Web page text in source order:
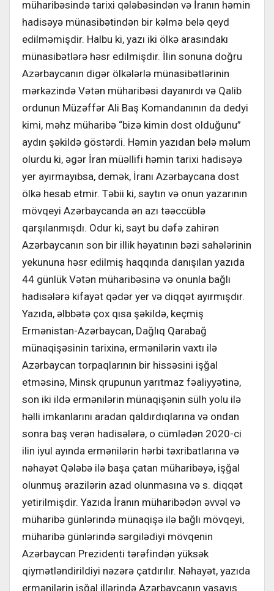
müharibəsində tarixi qələbəsindən və İranın həmin
hadisəyə münasibətindən bir kəlmə belə qeyd
edilməmişdir. Halbu ki, yazı iki ölkə arasındakı
münasibətlərə həsr edilmişdir. İlin sonuna doğru
Azərbaycanın digər ölkələrlə münasibətlərinin
mərkəzində Vətən müharibəsi dayanırdı və Qalib
ordunun Müzəffər Ali Baş Komandanının da dedyi
kimi, məhz müharibə “bizə kimin dost olduğunu”
aydın şəkildə göstərdi. Həmin yazıdan belə məlum
olurdu ki, əgər İran müəllifi həmin tarixi hadisəyə
yer ayırmayıbsa, demək, İranı Azərbaycana dost
ölkə hesab etmir. Təbii ki, saytın və onun yazarının
mövqeyi Azərbaycanda ən azı təəccüblə
qarşılanmışdı. Odur ki, sayt bu dəfə zahirən
Azərbaycanın son bir illik həyatının bəzi sahələrinin
yekununa həsr edilmiş haqqında danışılan yazıda
44 günlük Vətən müharibəsinə və onunla bağlı
hadisələrə kifayət qədər yer və diqqət ayırmışdır.
Yazıda, əlbbətə çox qısa şəkildə, keçmiş
Ermənistan-Azərbaycan, Dağlıq Qarabağ
münaqişəsinin tarixinə, ermənilərin vaxtı ilə
Azərbaycan torpaqlarının bir hissəsini işğal
etməsinə, Minsk qrupunun yarıtmaz fəaliyyətinə,
son iki ildə ermənilərin münaqişənin sülh yolu ilə
həlli imkanlarını aradan qaldırdıqlarına və ondan
sonra baş verən hadisələrə, o cümlədən 2020-ci
ilin iyul ayında ermənilərin hərbi təxribatlarına və
nəhayət Qələbə ilə başa çatan müharibəyə, işğal
olunmuş ərazilərin azad olunmasına və s. diqqət
yetirilmişdir. Yazıda İranın müharibədən əvvəl və
müharibə günlərində münaqişə ilə bağlı mövqeyi,
müharibə günlərində sərgilədiyi mövqenin
Azərbaycan Prezidenti tərəfindən yüksək
qiymətləndirildiyi nəzərə çatdırılır. Nəhayət, yazıda
ermənilərin işğal illərində Azərbaycanın yaşayış